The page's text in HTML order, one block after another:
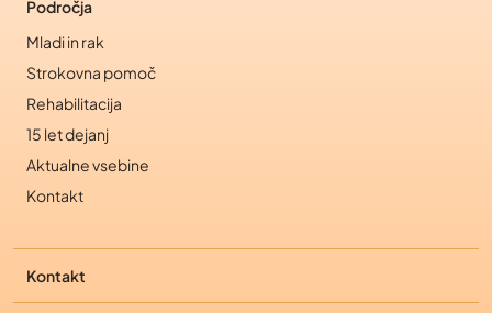
Področja
Mladi in rak
Strokovna pomoč
Rehabilitacija
15 let dejanj
Aktualne vsebine
Kontakt
Kontakt